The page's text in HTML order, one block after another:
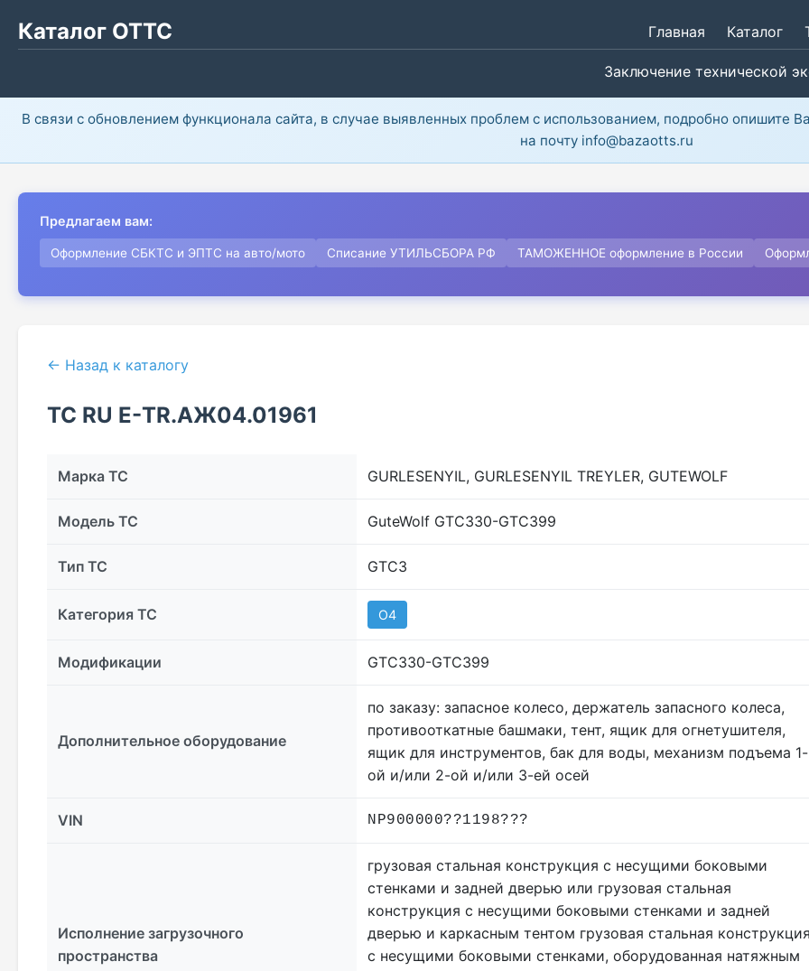
Каталог ОТТС Главная Каталог
Заключение технической
В связи с обновлением функционала сайта, в случае выявленных проблем с использованием, подробно опишите
на почту info@bazaotts.ru
Предлагаем вам:
Оформление СБКТС и ЭПТС на авто/мото Списание УТИЛЬСБОРА РФ ТАМОЖЕННОЕ оформление в России
← Назад к каталогу
ТС RU Е-TR.АЖ04.01961
Марка ТС GURLESENYIL, GURLESENYIL TREYLER, GUTEWOLF
Модель ТС GuteWolf GTC330-GTC399
Тип ТС GTC3
Категория ТС O4
Модификации GTC330-GTC399
Дополнительное оборудование
по заказу: запасное колесо, держатель запасного колеса,
противооткатные башмаки, тент, ящик для огнетушителя,
ящик для инструментов, бак для воды, механизм подъема 1-
ой и/или 2-ой и/или 3-ей осей
VIN NP900000??1198???
Исполнение загрузочного
пространства
грузовая стальная конструкция с несущими боковыми
стенками и задней дверью или грузовая стальная
конструкция с несущими боковыми стенками и задней
дверью и каркасным тентом грузовая стальная
с несущими боковыми стенками, оборудованная натяжным